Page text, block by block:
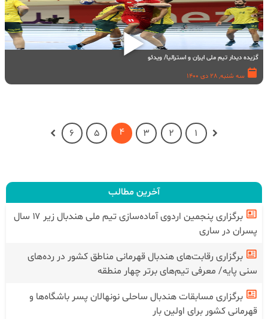
گزیده دیدار تیم ملی ایران و استرالیا/ ویدئو
سه شنبه, 28 دی 1400
1
2
3
4
5
6
آخرین مطالب
برگزاری پنجمین اردوی آماده‌سازی تیم ملی هندبال زیر ۱۷ سال
پسران در ساری
برگزاری رقابت‌های هندبال قهرمانی مناطق کشور در رده‌های
سنی پایه/ معرفی تیم‌های برتر چهار منطقه
برگزاری مسابقات هندبال ساحلی نونهالان پسر باشگاه‌ها و
قهرمانی کشور برای اولین بار